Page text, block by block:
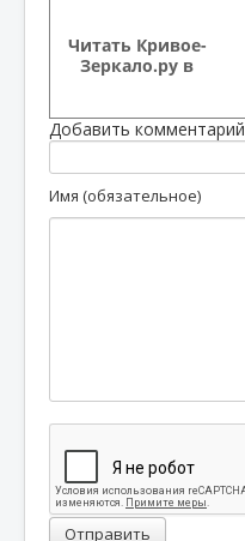
Читать Кривое-
Зеркало.ру в
Добавить комментарий
Имя (обязательное)
Отправить